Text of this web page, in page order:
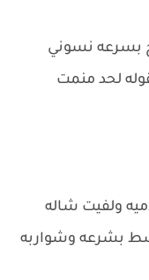
بسرعه نسوني
لحد منمت
ولفيت شاله
بشرعه وشواربه